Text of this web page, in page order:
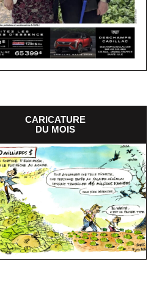
CARICATURE
DU MOIS